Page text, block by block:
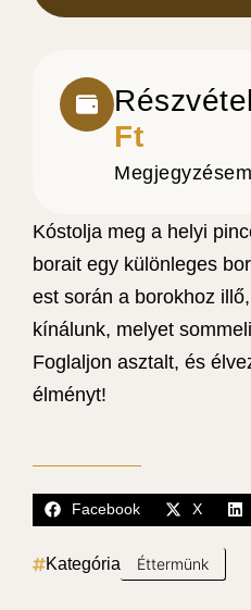
Ft
Kóstolja meg a helyi
borait egy különleges
est során a borokhoz
kínálunk, melyet
Foglaljon asztalt, és
élményt!
Facebook X
Kategória Éttermünk